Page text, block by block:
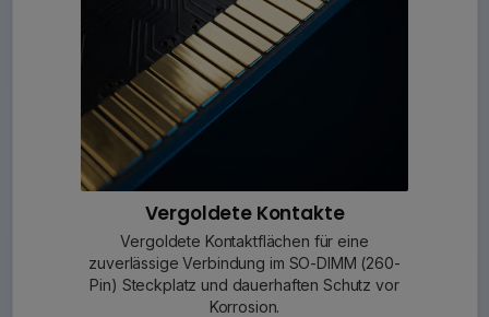
Vergoldete Kontakte
Vergoldete Kontaktflächen für eine
zuverlässige Verbindung im SO-DIMM (260-
Pin) Steckplatz und dauerhaften Schutz vor
Korrosion.